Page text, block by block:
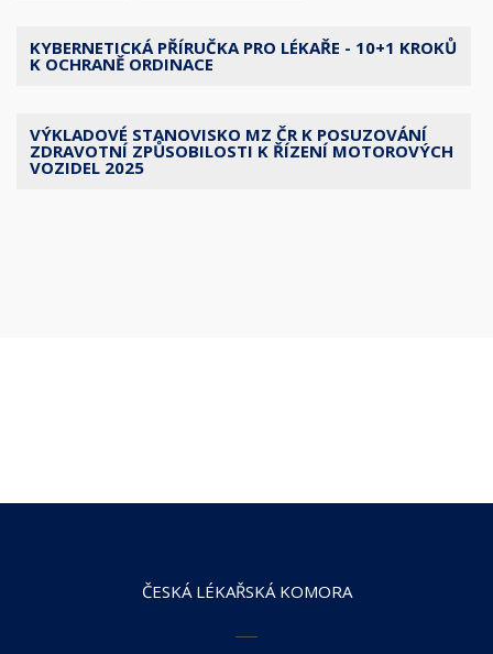
KYBERNETICKÁ PŘÍRUČKA PRO LÉKAŘE - 10+1 KROKŮ
K OCHRANĚ ORDINACE
VÝKLADOVÉ STANOVISKO MZ ČR K POSUZOVÁNÍ
ZDRAVOTNÍ ZPŮSOBILOSTI K ŘÍZENÍ MOTOROVÝCH
VOZIDEL 2025
ČESKÁ LÉKAŘSKÁ KOMORA